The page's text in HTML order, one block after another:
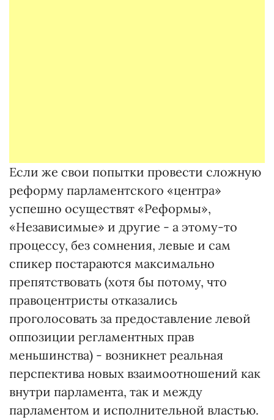
Если же свои попытки провести сложную
реформу парламентского «центра»
успешно осуществят «Реформы»,
«Независимые» и другие - а этому-то
процессу, без сомнения, левые и сам
спикер постараются максимально
препятствовать (хотя бы потому, что
правоцентристы отказались
проголосовать за предоставление левой
оппозиции регламентных прав
меньшинства) - возникнет реальная
перспектива новых взаимоотношений как
внутри парламента, так и между
парламентом и исполнительной властью.